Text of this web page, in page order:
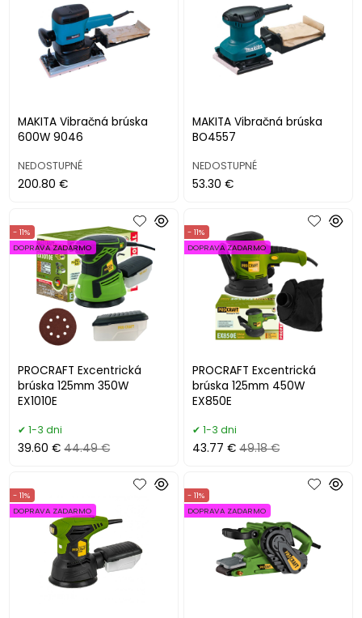
MAKITA Vibračná brúska
600W 9046
NEDOSTUPNÉ
200.80 €
MAKITA Vibračná brúska
BO4557
NEDOSTUPNÉ
53.30 €
PROCRAFT Excentrická
brúska 125mm 350W
EX1010E
- 11%
DOPRAVA ZADARMO
1-3 dni
39.60 € 44.49 €
PROCRAFT Excentrická
brúska 125mm 450W
EX850E
- 11%
DOPRAVA ZADARMO
1-3 dni
43.77 € 49.18 €
- 11%
DOPRAVA ZADARMO
- 11%
DOPRAVA ZADARMO